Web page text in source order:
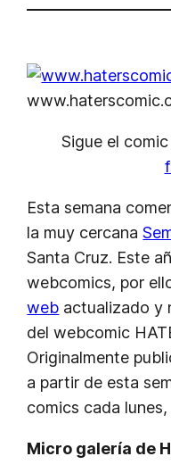
Sigue el
Esta semana
la muy cercana
Santa Cruz. Este
webcomics, por
web actualizado y
del webcomic
Originalmente
a partir de esta
comics cada
Micro galería de